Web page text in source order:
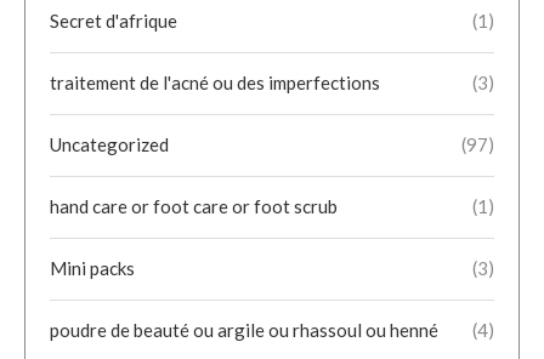
Secret d'afrique (1)
traitement de l'acné ou des imperfections (3)
Uncategorized (97)
hand care or foot care or foot scrub (1)
Mini packs (3)
poudre de beauté ou argile ou rhassoul ou henné (4)